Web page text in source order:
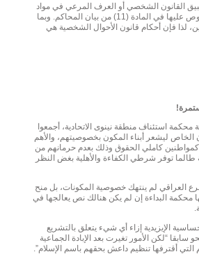
المادة (13) تطبيق القانون الشخصي أو العرف المرعي في مواد
الأحوال الشخصية المنصوص عليها في المادة (11) من بيان المحاكم. وبما
لذا فإن أحكام قانون الأحوال الشخصية هي
محكمة استئناف منطقة نينوى الاتحادية، أجمعوا
الخاص ليشعر أبناء المكون بخصوصيتهم، والأهم
كمواطنين كاملي الحقوق وذلك بعدم حرمانهم من
طالما توفر شرطي الكفاءة والأهلية بغض النظر
العراقي لم ينتهك خصوصية المكونات، بل منح
محكمة البداءة إن لم يكن هنالك نص يعالجها في
الإيزيدية إزاء أي شيء يتعلق بالتشريع
سابقا “لكن الأمور تغيرت بعد الإبادة الجماعية
التي أقترفها تنظيم داعش بحقهم باسم الإسلام”.